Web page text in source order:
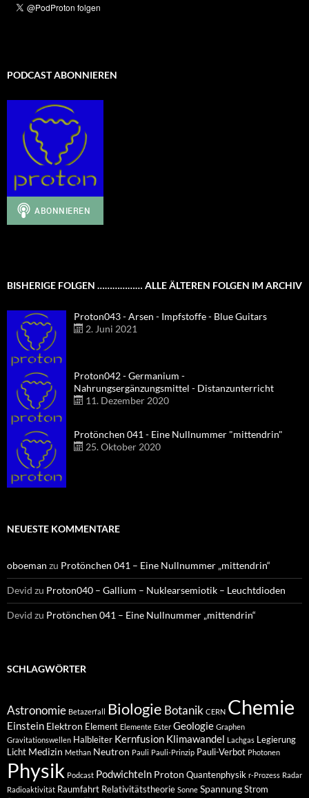
PODCAST ABONNIEREN
BISHERIGE FOLGEN ……………… ALLE ÄLTEREN FOLGEN IM ARCHIV
Proton043 - Arsen - Impfstoffe - Blue Guitars
2. Juni 2021
Proton042 - Germanium -
Nahrungsergänzungsmittel - Distanzunterricht
11. Dezember 2020
Protönchen 041 - Eine Nullnummer "mittendrin"
25. Oktober 2020
NEUESTE KOMMENTARE
oboeman zu Protönchen 041 – Eine Nullnummer „mittendrin“
Devid zu Proton040 – Gallium – Nuklearsemiotik – Leuchtdioden
Devid zu Protönchen 041 – Eine Nullnummer „mittendrin“
SCHLAGWÖRTER
Astronomie Betazerfall Biologie Botanik CERN Chemie
Einstein Elektron Element Elemente Ester Geologie Graphen
Gravitationswellen Halbleiter Kernfusion Klimawandel Lachgas Legierung
Licht Medizin Methan Neutron Pauli Pauli-Prinzip Pauli-Verbot Photonen
Physik Podcast Podwichteln Proton Quantenphysik r-Prozess Radar
Radioaktivität Raumfahrt Relativitätstheorie Sonne Spannung Strom